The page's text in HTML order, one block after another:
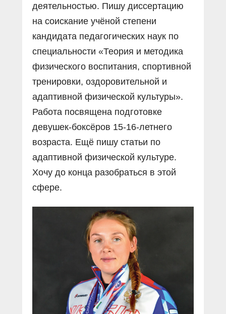
деятельностью. Пишу диссертацию
на соискание учёной степени
кандидата педагогических наук по
специальности «Теория и методика
физического воспитания, спортивной
тренировки, оздоровительной и
адаптивной физической культуры».
Работа посвящена подготовке
девушек-боксёров 15-16-летнего
возраста. Ещё пишу статьи по
адаптивной физической культуре.
Хочу до конца разобраться в этой
сфере.